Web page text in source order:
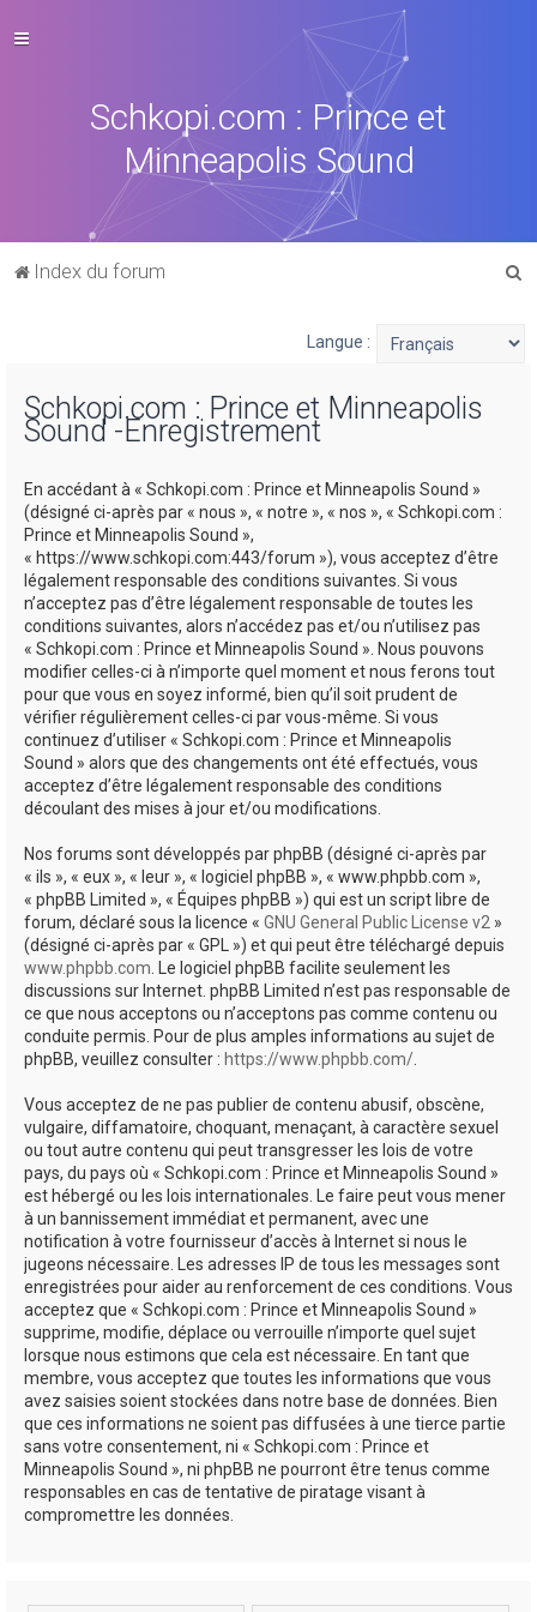
Schkopi.com : Prince et
Minneapolis Sound
Index du forum
Langue :
Schkopi.com : Prince et Minneapolis
Sound -Enregistrement
En accédant à « Schkopi.com : Prince et Minneapolis Sound »
(désigné ci-après par « nous », « notre », « nos », « Schkopi.com :
Prince et Minneapolis Sound »,
« https://www.schkopi.com:443/forum »), vous acceptez d’être
légalement responsable des conditions suivantes. Si vous
n’acceptez pas d’être légalement responsable de toutes les
conditions suivantes, alors n’accédez pas et/ou n’utilisez pas
« Schkopi.com : Prince et Minneapolis Sound ». Nous pouvons
modifier celles-ci à n’importe quel moment et nous ferons tout
pour que vous en soyez informé, bien qu’il soit prudent de
vérifier régulièrement celles-ci par vous-même. Si vous
continuez d’utiliser « Schkopi.com : Prince et Minneapolis
Sound » alors que des changements ont été effectués, vous
acceptez d’être légalement responsable des conditions
découlant des mises à jour et/ou modifications.
Nos forums sont développés par phpBB (désigné ci-après par
« ils », « eux », « leur », « logiciel phpBB », « www.phpbb.com »,
« phpBB Limited », « Équipes phpBB ») qui est un script libre de
forum, déclaré sous la licence « GNU General Public License v2 »
(désigné ci-après par « GPL ») et qui peut être téléchargé depuis
www.phpbb.com . Le logiciel phpBB facilite seulement les
discussions sur Internet. phpBB Limited n’est pas responsable de
ce que nous acceptons ou n’acceptons pas comme contenu ou
conduite permis. Pour de plus amples informations au sujet de
phpBB, veuillez consulter : https://www.phpbb.com/
Vous acceptez de ne pas publier de contenu abusif, obscène,
vulgaire, diffamatoire, choquant, menaçant, à caractère sexuel
ou tout autre contenu qui peut transgresser les lois de votre
pays, du pays où « Schkopi.com : Prince et Minneapolis Sound »
est hébergé ou les lois internationales. Le faire peut vous mener
à un bannissement immédiat et permanent, avec une
notification à votre fournisseur d’accès à Internet si nous le
jugeons nécessaire. Les adresses IP de tous les messages sont
enregistrées pour aider au renforcement de ces conditions. Vous
acceptez que « Schkopi.com : Prince et Minneapolis Sound »
supprime, modifie, déplace ou verrouille n’importe quel sujet
lorsque nous estimons que cela est nécessaire. En tant que
membre, vous acceptez que toutes les informations que vous
avez saisies soient stockées dans notre base de données. Bien
que ces informations ne soient pas diffusées à une tierce partie
sans votre consentement, ni « Schkopi.com : Prince et
Minneapolis Sound », ni phpBB ne pourront être tenus comme
responsables en cas de tentative de piratage visant à
compromettre les données.